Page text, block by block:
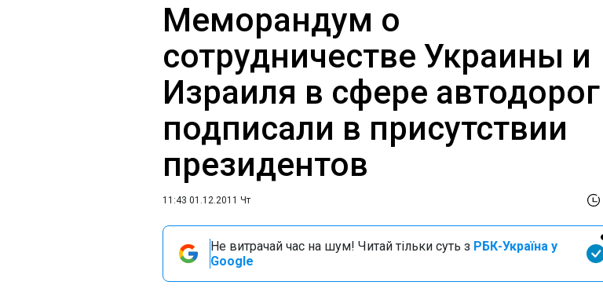
Меморандум о
сотрудничестве Украины и
Израиля в сфере автодорог
подписали в присутствии
президентов
11:43 01.12.2011 Чт
Не витрачай час на шум! Читай тільки суть з РБК-Україна у
Google